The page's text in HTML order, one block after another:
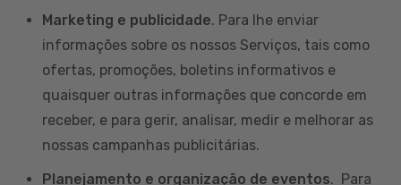
Marketing e publicidade. Para lhe enviar
informações sobre os nossos Serviços, tais como
ofertas, promoções, boletins informativos e
quaisquer outras informações que concorde em
receber, e para gerir, analisar, medir e melhorar as
nossas campanhas publicitárias.
Planejamento e organização de eventos. Para